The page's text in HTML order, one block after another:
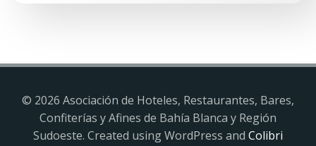
© 2026 Asociación de Hoteles, Restaurantes, Bares,
Confiterías y Afines de Bahía Blanca y Región
Sudoeste. Created using WordPress and Colibri